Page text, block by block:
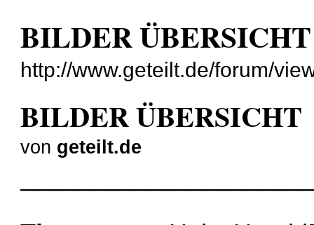
BILDER ÜBERSICHT
http://www.geteilt.de/forum/
BILDER ÜBERSICHT
von geteilt.de